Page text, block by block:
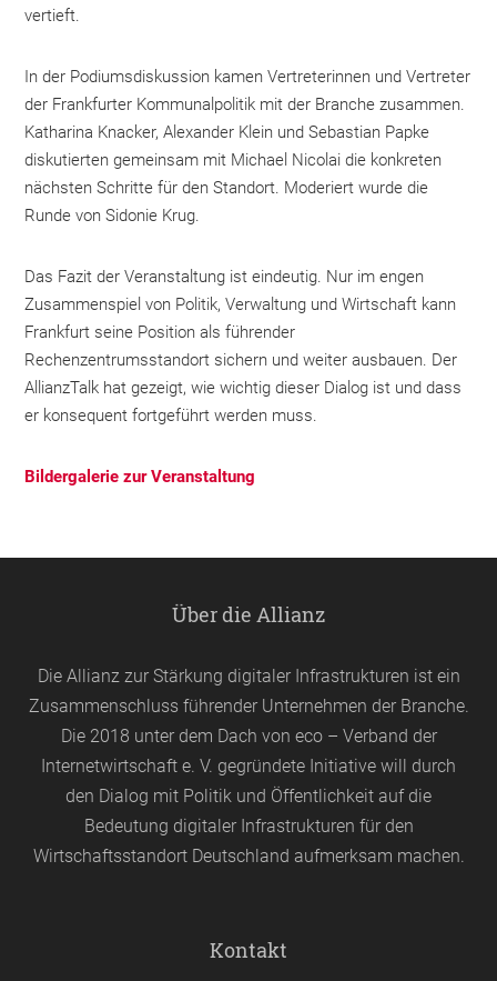
vertieft.
In der Podiumsdiskussion kamen Vertreterinnen und Vertreter
der Frankfurter Kommunalpolitik mit der Branche zusammen.
Katharina Knacker, Alexander Klein und Sebastian Papke
diskutierten gemeinsam mit Michael Nicolai die konkreten
nächsten Schritte für den Standort. Moderiert wurde die
Runde von Sidonie Krug.
Das Fazit der Veranstaltung ist eindeutig. Nur im engen
Zusammenspiel von Politik, Verwaltung und Wirtschaft kann
Frankfurt seine Position als führender
Rechenzentrumsstandort sichern und weiter ausbauen. Der
AllianzTalk hat gezeigt, wie wichtig dieser Dialog ist und dass
er konsequent fortgeführt werden muss.
Bildergalerie zur Veranstaltung
Über die Allianz
Die Allianz zur Stärkung digitaler Infrastrukturen ist ein
Zusammenschluss führender Unternehmen der Branche.
Die 2018 unter dem Dach von eco– Verband der
Internetwirtschaft e. V. gegründete Initiative will durch
den Dialog mit Politik und Öffentlichkeit auf die
Bedeutung digitaler Infrastrukturen für den
Wirtschaftsstandort Deutschland aufmerksam machen.
Kontakt